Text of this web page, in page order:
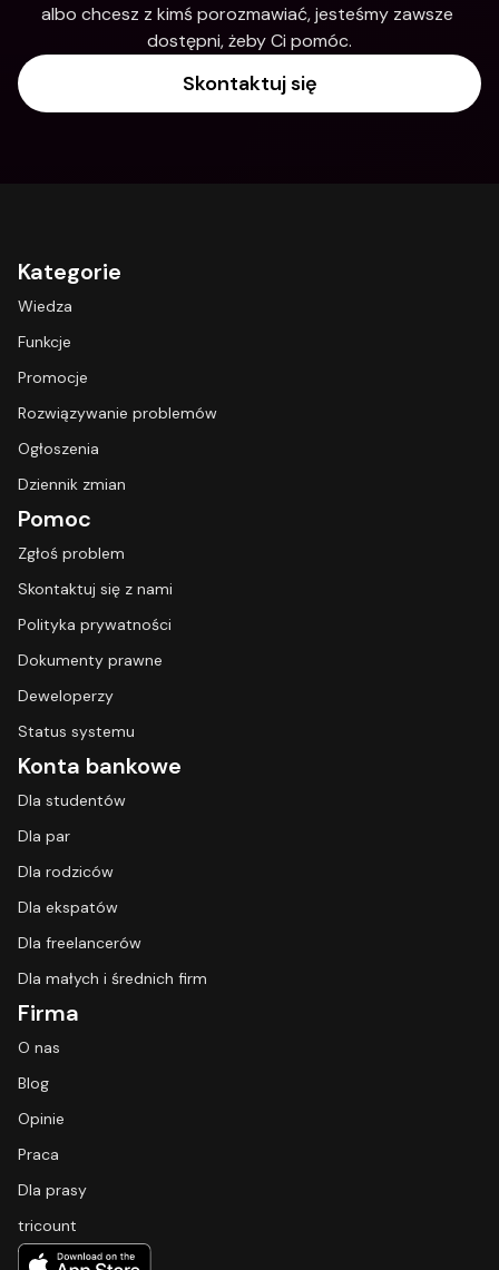
albo chcesz z kimś porozmawiać, jesteśmy zawsze
dostępni, żeby Ci pomóc.
Skontaktuj się
Kategorie
Wiedza
Funkcje
Promocje
Rozwiązywanie problemów
Ogłoszenia
Dziennik zmian
Pomoc
Zgłoś problem
Skontaktuj się z nami
Polityka prywatności
Dokumenty prawne
Deweloperzy
Status systemu
Konta bankowe
Dla studentów
Dla par
Dla rodziców
Dla ekspatów
Dla freelancerów
Dla małych i średnich firm
Firma
O nas
Blog
Opinie
Praca
Dla prasy
tricount